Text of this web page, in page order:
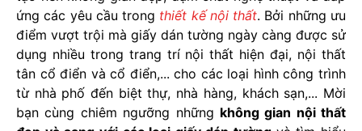
ứng các yêu cầu trong thiết kế nội thất. Bởi những ưu
điểm vượt trội mà giấy dán tường ngày càng được sử
dụng nhiều trong trang trí nội thất hiện đại, nội thất
tân cổ điển và cổ điển,... cho các loại hình công trình
từ nhà phố đến biệt thự, nhà hàng, khách sạn,... Mời
bạn cùng chiêm ngưỡng những không gian nội thất